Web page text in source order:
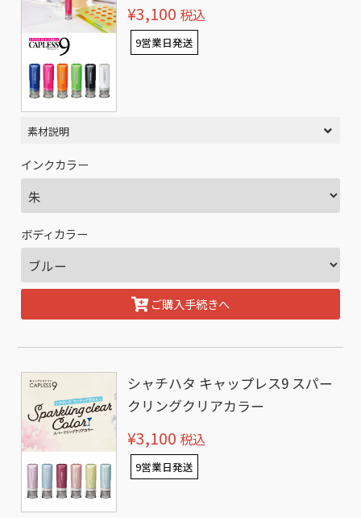
¥3,100 税込
9営業日発送
素材説明
インクカラー
ボディカラー
ご購入手続きへ
シャチハタ キャップレス9 スパー
クリングクリアカラー
¥3,100 税込
9営業日発送